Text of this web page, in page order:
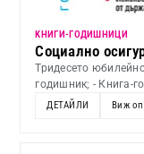
KНИГИ-ГОДИШНИЦИ
Социално
Тридесето
годишник; - Книга-
ДЕТАЙЛИ Виж